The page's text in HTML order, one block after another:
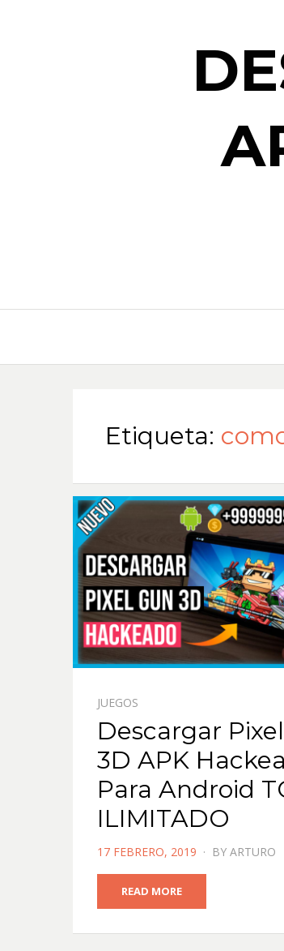
Etiqueta:
JUEGOS
Descargar
3D APK
Para Android
ILIMITADO
POSTED
ON
17 FEBRERO, 2019 BY ARTURO
READ MORE